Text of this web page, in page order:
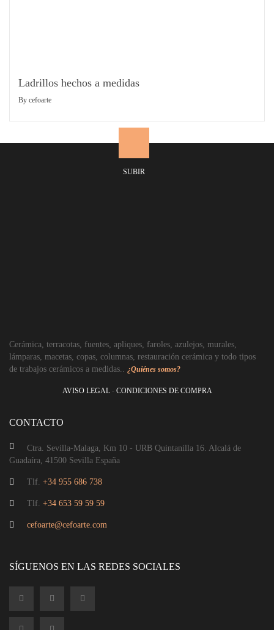
Ladrillos hechos a medidas
By cefoarte
Cerámica, terracotas, fuentes, apliques, faroles, azulejos, murales,
lámparas, macetas, copas, columnas, restauración cerámica y todo tipos
de trabajos cerámicos a medidas.. ¿Quiénes somos?
AVISO LEGAL- CONDICIONES DE COMPRA
CONTACTO
Ctra. Sevilla-Malaga, Km 10 - URB Quintanilla 16. Alcalá de
Guadaíra, 41500 Sevilla España
Tlf. +34 955 686 738
Tlf. +34 653 59 59 59
cefoarte@cefoarte.com
SÍGUENOS EN LAS REDES SOCIALES
SUBIR